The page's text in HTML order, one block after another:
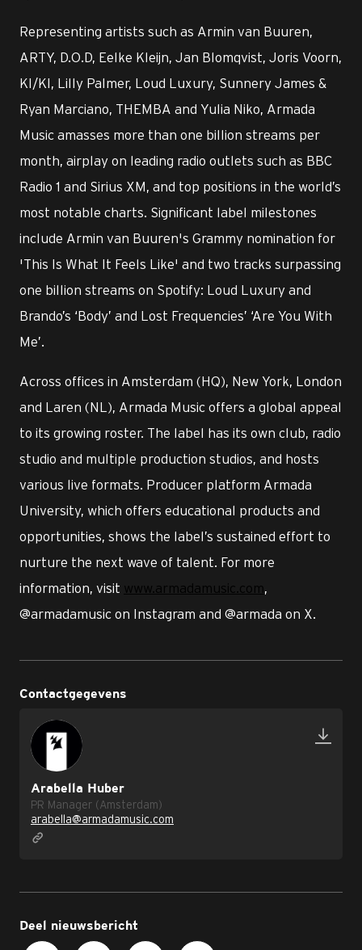
Representing artists such as Armin van Buuren,
ARTY, D.O.D, Eelke Kleijn, Jan Blomqvist, Joris Voorn,
KI/KI, Lilly Palmer, Loud Luxury, Sunnery James &
Ryan Marciano, THEMBA and Yulia Niko, Armada
Music amasses more than one billion streams per
month, airplay on leading radio outlets such as BBC
Radio 1 and Sirius XM, and top positions in the world’s
most notable charts. Significant label milestones
include Armin van Buuren's Grammy nomination for
'This Is What It Feels Like' and two tracks surpassing
one billion streams on Spotify: Loud Luxury and
Brando’s ‘Body’ and Lost Frequencies’ ‘Are You With
Me’.
Across offices in Amsterdam (HQ), New York, London
and Laren (NL), Armada Music offers a global appeal
to its growing roster. The label has its own club, radio
studio and multiple production studios, and hosts
various live formats. Producer platform Armada
University, which offers educational products and
opportunities, shows the label’s sustained effort to
nurture the next wave of talent. For more
information, visit www.armadamusic.com,
@armadamusic on Instagram and @armada on X.
Contactgegevens
Arabella Huber
PR Manager (Amsterdam)
arabella@armadamusic.com
Deel nieuwsbericht